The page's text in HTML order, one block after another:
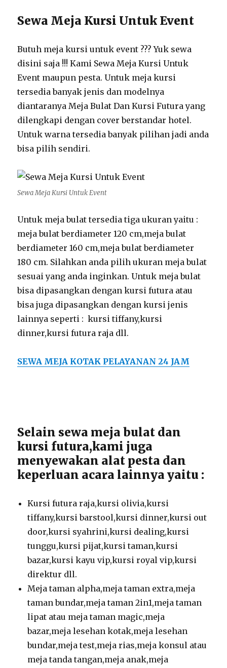
Sewa Meja Kursi Untuk Event
Butuh meja kursi untuk event ??? Yuk sewa
disini saja !!! Kami Sewa Meja Kursi Untuk
Event maupun pesta. Untuk meja kursi
tersedia banyak jenis dan modelnya
diantaranya Meja Bulat Dan Kursi Futura yang
dilengkapi dengan cover berstandar hotel.
Untuk warna tersedia banyak pilihan jadi anda
bisa pilih sendiri.
Sewa Meja Kursi Untuk Event
Untuk meja bulat tersedia tiga ukuran yaitu :
meja bulat berdiameter 120 cm,meja bulat
berdiameter 160 cm,meja bulat berdiameter
180 cm. Silahkan anda pilih ukuran meja bulat
sesuai yang anda inginkan. Untuk meja bulat
bisa dipasangkan dengan kursi futura atau
bisa juga dipasangkan dengan kursi jenis
lainnya seperti : kursi tiffany,kursi
dinner,kursi futura raja dll.
SEWA MEJA KOTAK PELAYANAN 24 JAM
Selain sewa meja bulat dan
kursi futura,kami juga
menyewakan alat pesta dan
keperluan acara lainnya yaitu :
Kursi futura raja,kursi olivia,kursi
tiffany,kursi barstool,kursi dinner,kursi out
door,kursi syahrini,kursi dealing,kursi
tunggu,kursi pijat,kursi taman,kursi
bazar,kursi kayu vip,kursi royal vip,kursi
direktur dll.
Meja taman alpha,meja taman extra,meja
taman bundar,meja taman 2in1,meja taman
lipat atau meja taman magic,meja
bazar,meja lesehan kotak,meja lesehan
bundar,meja test,meja rias,meja konsul atau
meja tanda tangan,meja anak,meja